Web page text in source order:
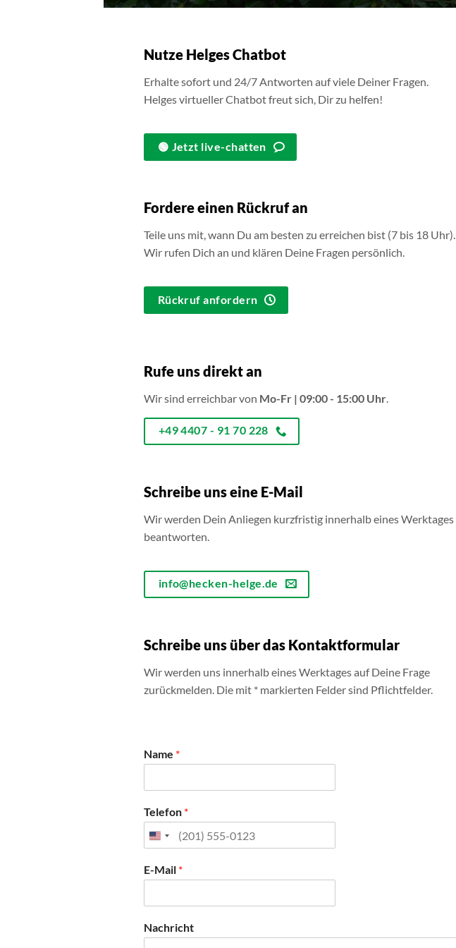
Nutze Helges Chatbot
Erhalte sofort und 24/7 Antworten auf viele Deiner Fragen.
Helges virtueller Chatbot freut sich, Dir zu helfen!
🟢 Jetzt live-chatten
Fordere einen Rückruf an
Teile uns mit, wann Du am besten zu erreichen bist (7 bis 18 Uhr).
Wir rufen Dich an und klären Deine Fragen persönlich.
Rückruf anfordern
Rufe uns direkt an
Wir sind erreichbar von Mo-Fr | 09:00 - 15:00 Uhr.
+49 4407 - 91 70 228
Schreibe uns eine E-Mail
Wir werden Dein Anliegen kurzfristig innerhalb eines Werktages
beantworten.
info@hecken-helge.de
Schreibe uns über das Kontaktformular
Wir werden uns innerhalb eines Werktages auf Deine Frage
zurückmelden. Die mit * markierten Felder sind Pflichtfelder.
e
e
o
n
N
c
c
Name *
Telefon *
E-Mail *
Nachricht